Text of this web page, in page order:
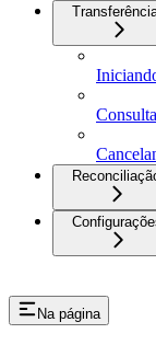
Na página